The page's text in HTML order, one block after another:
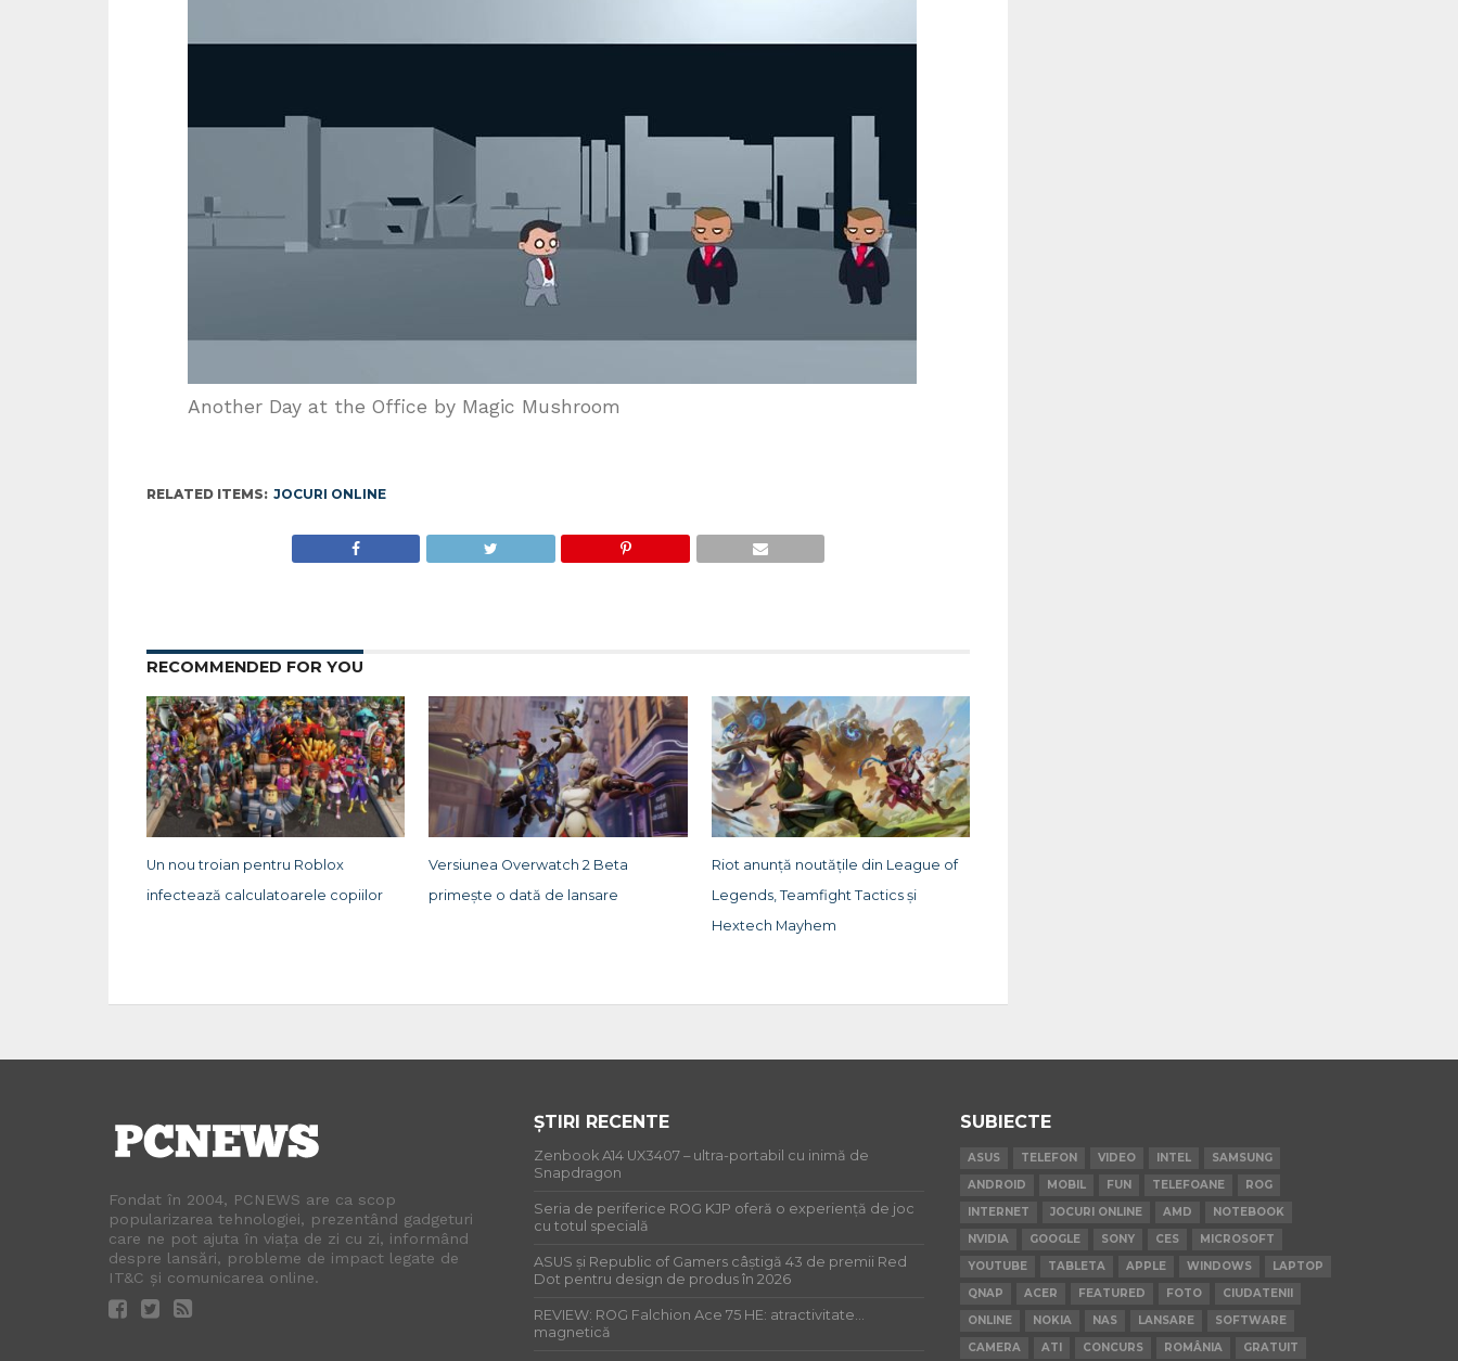
Another Day at the Office by Magic Mushroom
RELATED ITEMS: JOCURI ONLINE
RECOMMENDED FOR YOU
Un nou troian pentru Roblox
infectează calculatoarele copiilor
Versiunea Overwatch 2 Beta
primește o dată de lansare
Riot anunță noutățile din League of
Legends, Teamfight Tactics și
Hextech Mayhem
Fondat în 2004, PCNEWS are ca scop
popularizarea tehnologiei, prezentând gadgeturi
care ne pot ajuta în viața de zi cu zi, informând
despre lansări, probleme de impact legate de
IT&C și comunicarea online.
ȘTIRI RECENTE
Zenbook A14 UX3407 – ultra-portabil cu inimă de
Snapdragon
Seria de periferice ROG KJP oferă o experiență de joc
cu totul specială
ASUS și Republic of Gamers câștigă 43 de premii Red
Dot pentru design de produs în 2026
REVIEW: ROG Falchion Ace 75 HE: atractivitate…
magnetică
SUBIECTE
ASUS TELEFON VIDEO INTEL
SAMSUNG
ANDROID
MOBIL FUN TELEFOANE
ROG
INTERNET
JOCURI ONLINE AMD
NOTEBOOK
NVIDIA
GOOGLE SONY CES
MICROSOFT
YOUTUBE
TABLETA APPLE WINDOWS
LAPTOP
QNAP
ACER FEATURED FOTO
CIUDATENII
ONLINE
NOKIA NAS LANSARE
SOFTWARE
CAMERA
ATI CONCURS ROMÂNIA GRATUIT